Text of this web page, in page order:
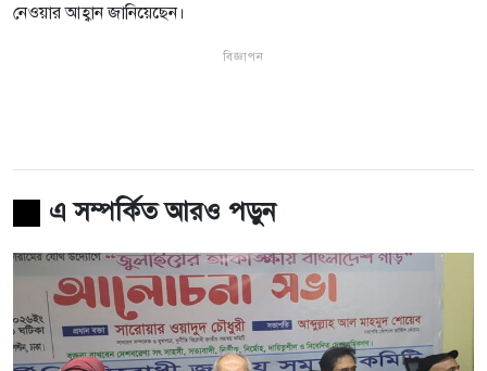
নেওয়ার আহ্বান জানিয়েছেন।
বিজ্ঞাপন
এ সম্পর্কিত আরও পড়ুন